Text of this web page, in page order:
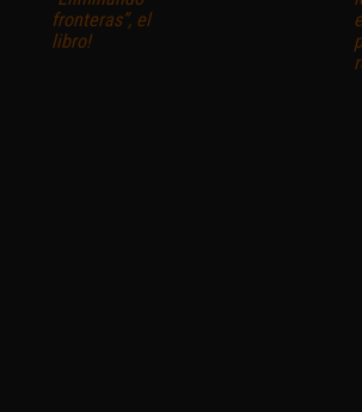
fronteras”, el
libro!